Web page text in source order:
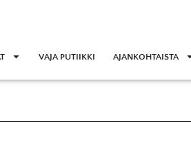
VAJA PUTIIKKI AJANKOHTAISTA